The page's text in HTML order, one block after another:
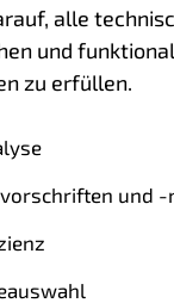
alle
und
zu erfüllen.
und -